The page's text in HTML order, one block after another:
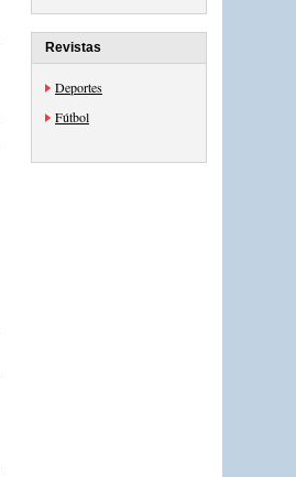
Revistas
Deportes
Fútbol